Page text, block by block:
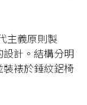
主義原則製
計。結構分明
裱於錘紋鋁椅